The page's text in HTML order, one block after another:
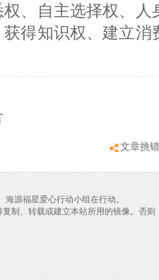
、自主选择权、人
得知识权、建立消
文章挑错
海源福星爱心行动小组在行动。
制、转载或建立本站所用的镜像。否则